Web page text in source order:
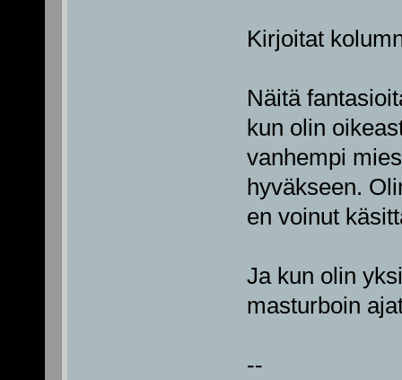
Kirjoitat
Näitä
kun olin
vanhempi
hyväkseen.
en voinut
Ja kun olin
masturboin
--